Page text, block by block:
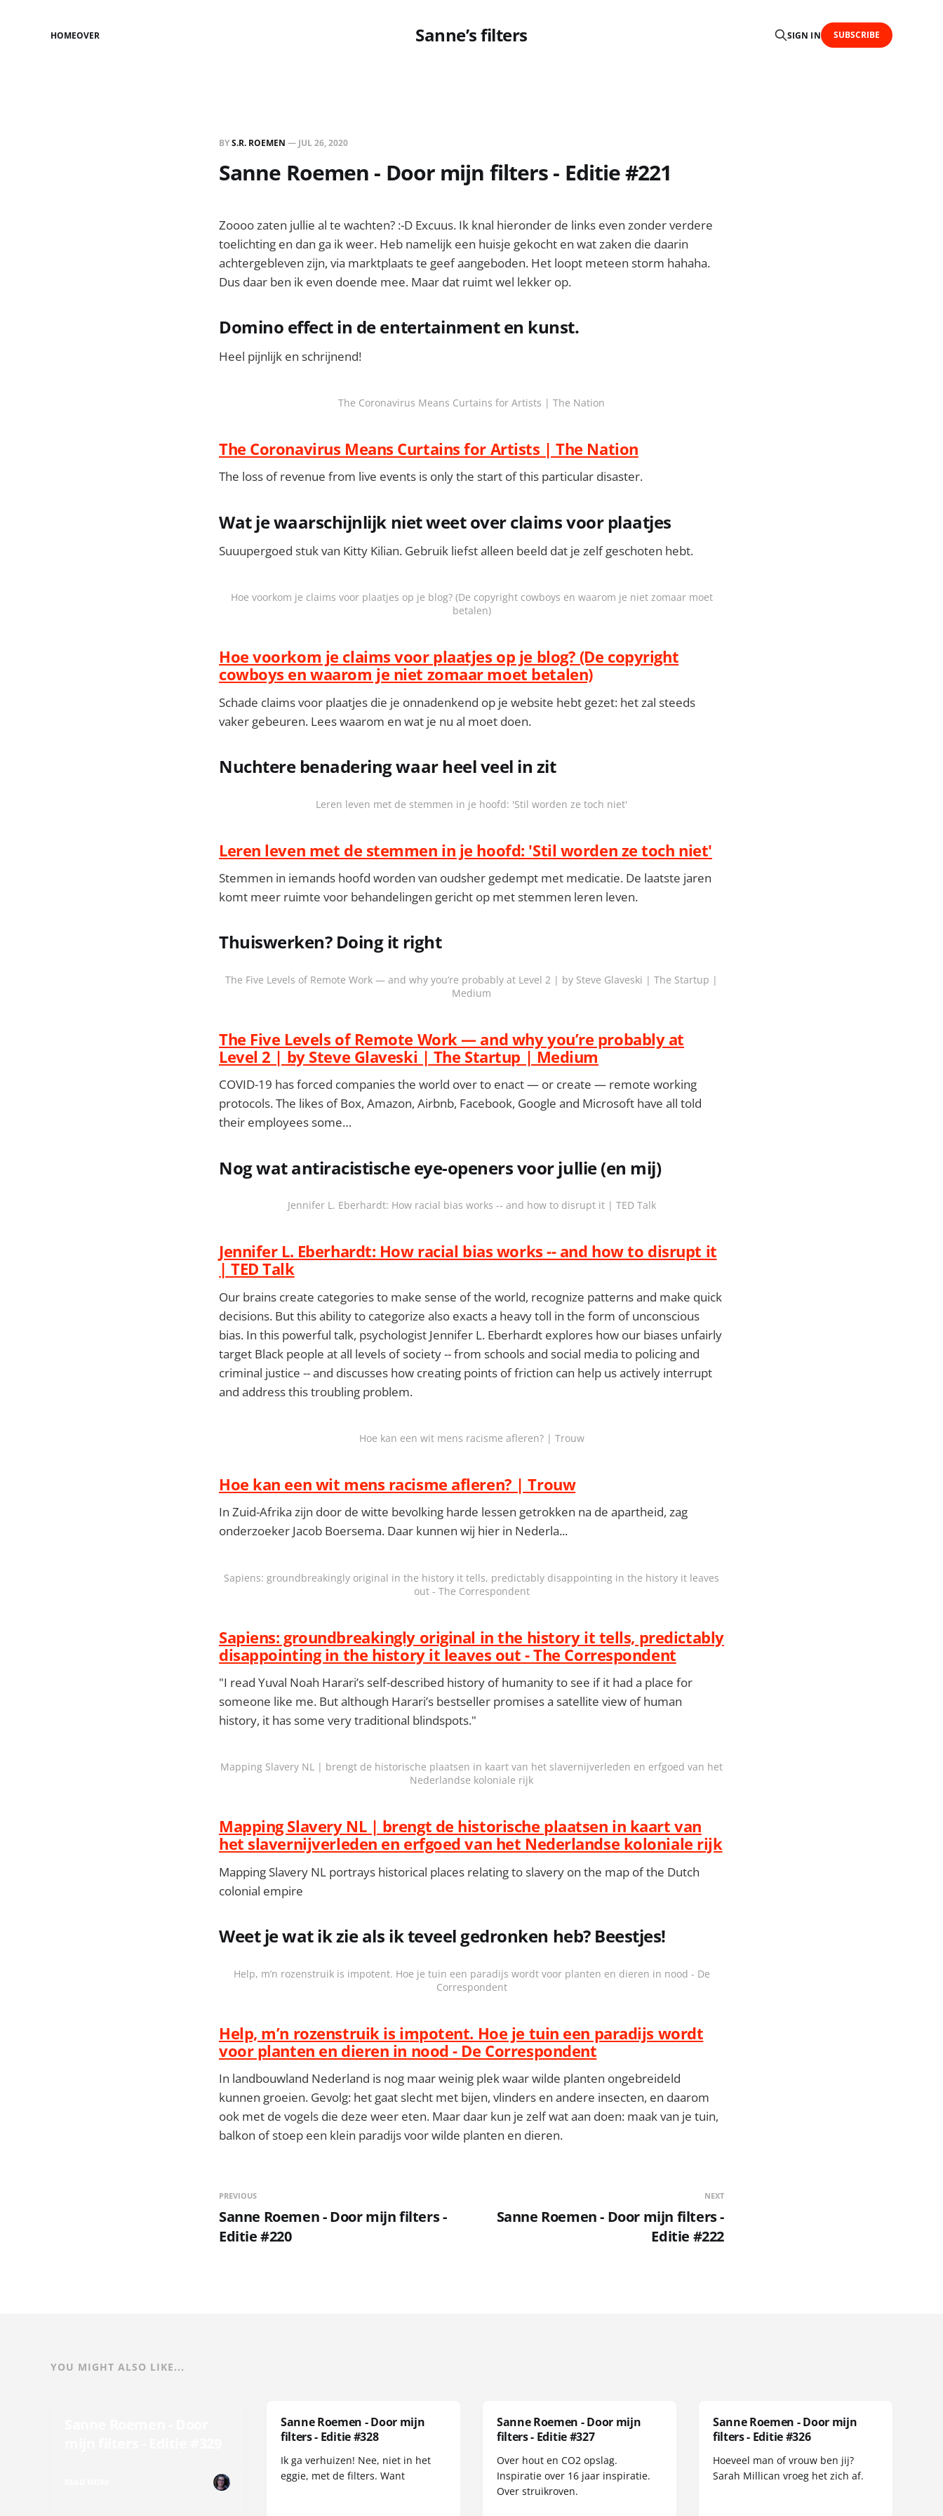
Sanne’s filters
HOMEOVER SIGN IN SUBSCRIBE
BYS.R. ROEMEN — JUL 26, 2020
Sanne Roemen - Door mijn filters - Editie #221
Zoooo zaten jullie al te wachten? :-D Excuus. Ik knal hieronder de links even zonder verdere
toelichting en dan ga ik weer. Heb namelijk een huisje gekocht en wat zaken die daarin
achtergebleven zijn, via marktplaats te geef aangeboden. Het loopt meteen storm hahaha.
Dus daar ben ik even doende mee. Maar dat ruimt wel lekker op.
Domino effect in de entertainment en kunst.
Heel pijnlijk en schrijnend!
The Coronavirus Means Curtains for Artists | The Nation
The Coronavirus Means Curtains for Artists | The Nation
The loss of revenue from live events is only the start of this particular disaster.
Wat je waarschijnlijk niet weet over claims voor plaatjes
Suuupergoed stuk van Kitty Kilian. Gebruik liefst alleen beeld dat je zelf geschoten hebt.
Hoe voorkom je claims voor plaatjes op je blog? (De copyright cowboys en waarom je niet zomaar moet
betalen)
Hoe voorkom je claims voor plaatjes op je blog? (De copyright
cowboys en waarom je niet zomaar moet betalen)
Schade claims voor plaatjes die je onnadenkend op je website hebt gezet: het zal steeds
vaker gebeuren. Lees waarom en wat je nu al moet doen.
Nuchtere benadering waar heel veel in zit
Leren leven met de stemmen in je hoofd: 'Stil worden ze toch niet'
Leren leven met de stemmen in je hoofd: 'Stil worden ze toch niet'
Stemmen in iemands hoofd worden van oudsher gedempt met medicatie. De laatste jaren
komt meer ruimte voor behandelingen gericht op met stemmen leren leven.
Thuiswerken? Doing it right
The Five Levels of Remote Work — and why you’re probably at Level 2 | by Steve Glaveski | The Startup |
Medium
The Five Levels of Remote Work — and why you’re probably at
Level 2 | by Steve Glaveski | The Startup | Medium
COVID-19 has forced companies the world over to enact — or create — remote working
protocols. The likes of Box, Amazon, Airbnb, Facebook, Google and Microsoft have all told
their employees some…
Nog wat antiracistische eye-openers voor jullie (en mij)
Jennifer L. Eberhardt: How racial bias works -- and how to disrupt it | TED Talk
Jennifer L. Eberhardt: How racial bias works -- and how to disrupt it
| TED Talk
Our brains create categories to make sense of the world, recognize patterns and make quick
decisions. But this ability to categorize also exacts a heavy toll in the form of unconscious
bias. In this powerful talk, psychologist Jennifer L. Eberhardt explores how our biases unfairly
target Black people at all levels of society -- from schools and social media to policing and
criminal justice -- and discusses how creating points of friction can help us actively interrupt
and address this troubling problem.
Hoe kan een wit mens racisme afleren? | Trouw
Hoe kan een wit mens racisme afleren? | Trouw
In Zuid-Afrika zijn door de witte bevolking harde lessen getrokken na de apartheid, zag
onderzoeker Jacob Boersema. Daar kunnen wij hier in Nederla...
Sapiens: groundbreakingly original in the history it tells, predictably disappointing in the history it leaves
out - The Correspondent
Sapiens: groundbreakingly original in the history it tells, predictably
disappointing in the history it leaves out - The Correspondent
"I read Yuval Noah Harari’s self-described history of humanity to see if it had a place for
someone like me. But although Harari’s bestseller promises a satellite view of human
history, it has some very traditional blindspots."
Mapping Slavery NL | brengt de historische plaatsen in kaart van het slavernijverleden en erfgoed van het
Nederlandse koloniale rijk
Mapping Slavery NL | brengt de historische plaatsen in kaart van
het slavernijverleden en erfgoed van het Nederlandse koloniale rijk
Mapping Slavery NL portrays historical places relating to slavery on the map of the Dutch
colonial empire
Weet je wat ik zie als ik teveel gedronken heb? Beestjes!
Help, m’n rozenstruik is impotent. Hoe je tuin een paradijs wordt voor planten en dieren in nood - De
Correspondent
Help, m’n rozenstruik is impotent. Hoe je tuin een paradijs wordt
voor planten en dieren in nood - De Correspondent
In landbouwland Nederland is nog maar weinig plek waar wilde planten ongebreideld
kunnen groeien. Gevolg: het gaat slecht met bijen, vlinders en andere insecten, en daarom
ook met de vogels die deze weer eten. Maar daar kun je zelf wat aan doen: maak van je tuin,
balkon of stoep een klein paradijs voor wilde planten en dieren.
PREVIOUS
Sanne Roemen - Door mijn filters -
Editie #220
NEXT
Sanne Roemen - Door mijn filters -
Editie #222
YOU MIGHT ALSO LIKE...
Sanne Roemen - Door mijn
filters - Editie #328
Ik ga verhuizen! Nee, niet in het
eggie, met de filters. Want
Sanne Roemen - Door mijn
filters - Editie #327
Over hout en CO2 opslag.
Inspiratie over 16 jaar inspiratie.
Over struikroven.
Sanne Roemen - Door mijn
filters - Editie #326
Hoeveel man of vrouw ben jij?
Sarah Millican vroeg het zich af.